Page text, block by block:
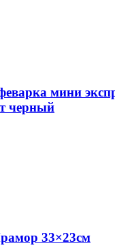
мини
черный
33×23см